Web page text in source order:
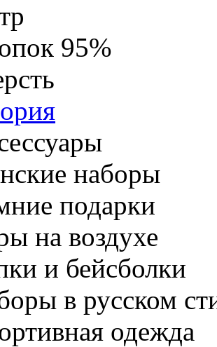
95%
наборы
подарки
на воздухе
и бейсболки
в русском
одежда